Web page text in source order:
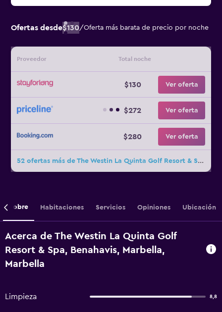
Ofertas desde$130/Oferta más barata de precio por noche
Proveedor Total noche
$130 Ver oferta
$272 Ver oferta
$280 Ver oferta
52 ofertas más de The Westin La Quinta Golf Resort & Spa, Benahavis, Marbella
Sobre Habitaciones Servicios Opiniones Ubicación
Acerca de The Westin La Quinta Golf
Resort & Spa, Benahavis, Marbella,
Marbella
Limpieza 8,8